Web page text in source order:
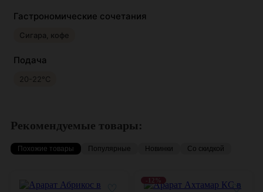
Гастрономические сочетания
Сигара, кофе
Подача
20-22°С
Рекомендуемые товары:
Похожие товары Популярные Новинки Со скидкой
-12%
♡